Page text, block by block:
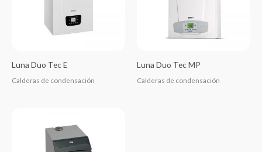
Luna Duo Tec E
Calderas de condensación
Luna Duo Tec MP
Calderas de condensación